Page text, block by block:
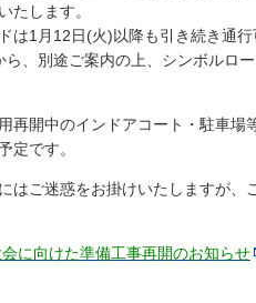
たします。
は1月12日(火)以降も引き続き通行
ら、別途ご案内の上、シンボルロ
再開中のインドアコート・駐車
定です。
はご迷惑をお掛けいたしますが、
に向けた準備工事再開のお知らせ